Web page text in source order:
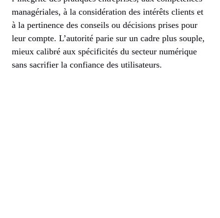
managériales, à la considération des intérêts clients et
à la pertinence des conseils ou décisions prises pour
leur compte. L’autorité parie sur un cadre plus souple,
mieux calibré aux spécificités du secteur numérique
sans sacrifier la confiance des utilisateurs.